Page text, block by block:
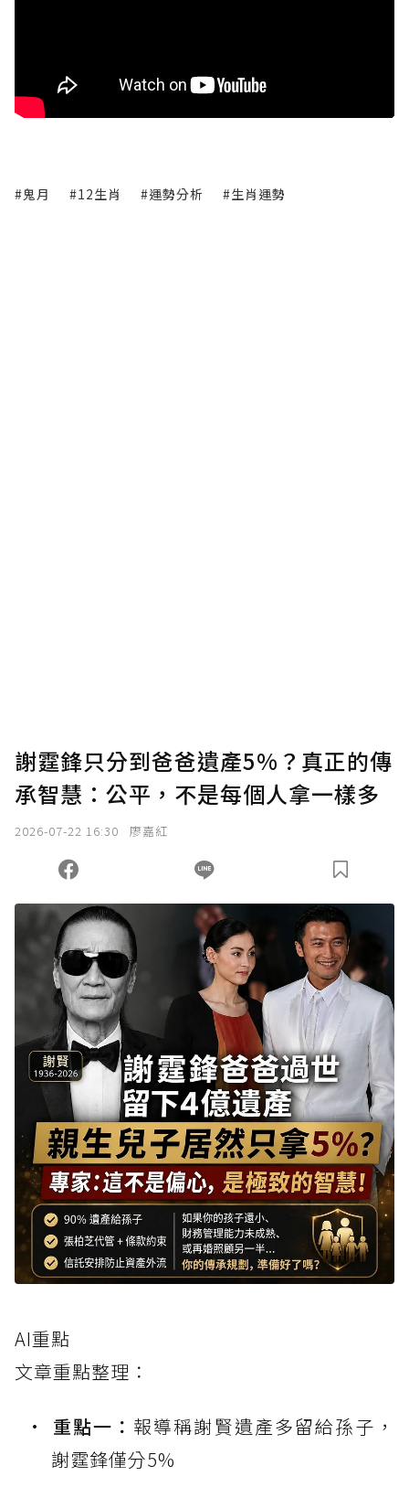
#鬼月 #12生肖 #運勢分析 #生肖運勢
謝霆鋒只分到爸爸遺產5%？真正的傳
承智慧：公平，不是每個人拿一樣多
2026-07-22 16:30 廖嘉紅
AI重點
文章重點整理：
重點一： 報導稱謝賢遺產多留給孫子，
謝霆鋒僅分5%